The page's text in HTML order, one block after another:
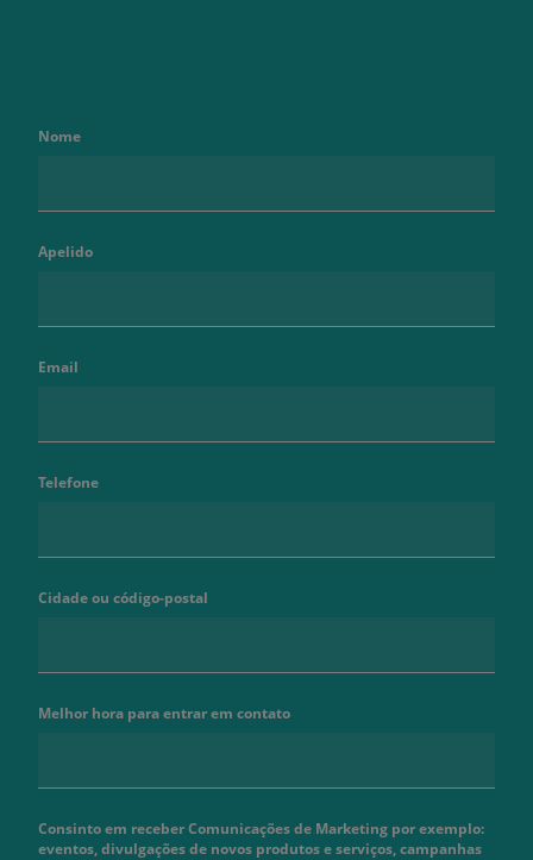
Nome
Apelido
Email
Telefone
Cidade ou código-postal
Melhor hora para entrar em contato
Consinto em receber Comunicações de Marketing por exemplo:
eventos, divulgações de novos produtos e serviços, campanhas